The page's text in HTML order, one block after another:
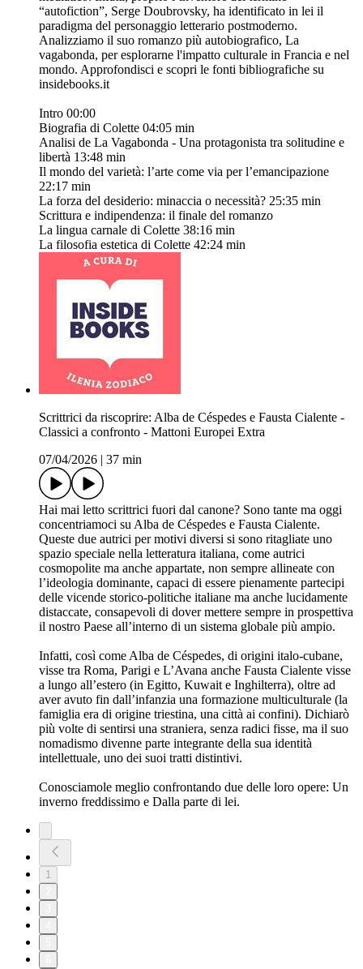
“autofiction”, Serge Doubrovsky, ha identificato in lei il
paradigma del personaggio letterario postmoderno.
Analizziamo il suo romanzo più autobiografico, La
vagabonda, per esplorarne l'impatto culturale in Francia e nel
mondo. Approfondisci e scopri le fonti bibliografiche su
insidebooks.it
Intro 00:00
Biografia di Colette 04:05 min
Analisi de La Vagabonda - Una protagonista tra solitudine e
libertà 13:48 min
Il mondo del varietà: l’arte come via per l’emancipazione
22:17 min
La forza del desiderio: minaccia o necessità? 25:35 min
Scrittura e indipendenza: il finale del romanzo
La lingua carnale di Colette 38:16 min
La filosofia estetica di Colette 42:24 min
Scrittrici da riscoprire: Alba de Céspedes e Fausta Cialente -
Classici a confronto - Mattoni Europei Extra
07/04/2026
37 min
Hai mai letto scrittrici fuori dal canone? Sono tante ma oggi
concentriamoci su Alba de Céspedes e Fausta Cialente.
Queste due autrici per motivi diversi si sono ritagliate uno
spazio speciale nella letteratura italiana, come autrici
cosmopolite ma anche appartate, non sempre allineate con
l’ideologia dominante, capaci di essere pienamente partecipi
delle vicende storico-politiche italiane ma anche lucidamente
distaccate, consapevoli di dover mettere sempre in prospettiva
il nostro Paese all’interno di un sistema globale più ampio.
Infatti, così come Alba de Céspedes, di origini italo-cubane,
visse tra Roma, Parigi e L’Avana anche Fausta Cialente visse
a lungo all’estero (in Egitto, Kuwait e Inghilterra), oltre ad
aver avuto fin dall’infanzia una formazione multiculturale (la
famiglia era di origine triestina, una città ai confini). Dichiarò
più volte di sentirsi una straniera, senza radici fisse, ma il suo
nomadismo divenne parte integrante della sua identità
intellettuale, uno dei suoi tratti distintivi.
Conosciamole meglio confrontando due delle loro opere: Un
inverno freddissimo e Dalla parte di lei.
1